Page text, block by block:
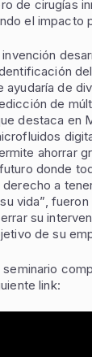
de cirugías
el impacto
ayudaría de
de
destaca en
ahorrar
donde
derecho a
vida”,
su
de su
seminario
link: